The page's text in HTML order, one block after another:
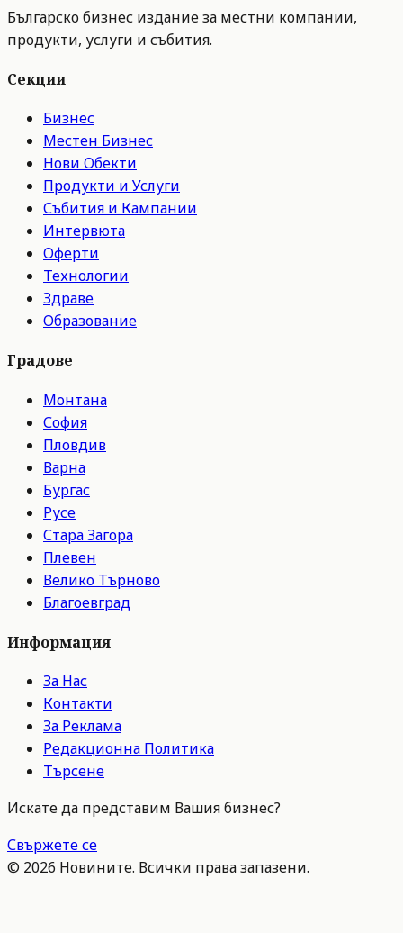
Българско бизнес издание за местни компании,
продукти, услуги и събития.
Секции
Бизнес
Местен Бизнес
Нови Обекти
Продукти и Услуги
Събития и Кампании
Интервюта
Оферти
Технологии
Здраве
Образование
Градове
Монтана
София
Пловдив
Варна
Бургас
Русе
Стара Загора
Плевен
Велико Търново
Благоевград
Информация
За Нас
Контакти
За Реклама
Редакционна Политика
Търсене
Искате да представим Вашия бизнес?
Свържете се
© 2026 Новините. Всички права запазени.